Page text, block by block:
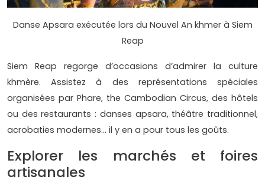
Danse Apsara exécutée lors du Nouvel An khmer à Siem
Reap
Siem Reap regorge d’occasions d’admirer la culture
khmère. Assistez à des représentations spéciales
organisées par Phare, the Cambodian Circus, des hôtels
ou des restaurants : danses apsara, théâtre traditionnel,
acrobaties modernes... il y en a pour tous les goûts.
Explorer les marchés et foires
artisanales